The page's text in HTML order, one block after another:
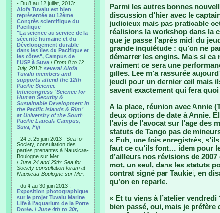
- Du 8 au 12 juillet, 2013:
Alofa Tuvalu est bien
représentée au 12ème
Congrès scientifique du
Pacifique
"La science au service de la
sécurité humaine et du
Développement durable
dans les îles du Pacifique et
les côtes", Campus de
l'USP à Suva / From 8 to 12
July, 2013: several Alofa
Tuvalu members and
supports attend the 12th
Pacific Science
Intercongress "Science for
Human Security &
Sustainable Development in
the Pacific Islands & Rim"
at University of the South
Pacific Laucala Campus,
Suva, Fiji
- 24 et 25 juin 2013 : Sea for
Society, consultation des
parties prenantes à Nausicaa-
Boulogne sur Mer
/ June 24 and 25th: Sea for
Society consultation forum at
Nausicaa-Boulogne sur Mer.
- du 4 au 30 juin 2013 :
Exposition photographique
sur le projet Tuvalu Marine
Life à l'aquarium de la Porte
Dorée. / June 4th to 30t,
Parmi les autres bonnes
discussion d’hier avec le
judicieux mais pas praticable
réalisions la workshop dans la
que je passe l’après midi du
grande inquiétude : qu’on ne
démarrer les engins. Mais si ca
vraiment ce sera une
gilles. Lee m’a rassurée
jeudi pour un dernier œil mais
savent exactement qui fera
A la place, réunion avec Annie
deux options de date à Annie.
l’avis de l’avocat sur l’age des
statuts de Tango pas de
« Euh, une fois enregistrés,
faut ce qu’ils font… idem pour
d’ailleurs nos révisions de
mot, un seul, dans les statuts
contrat signé par Taukiei, en
qu’on en reparle.
« Et tu viens à l’atelier vendredi
bien passé, oui, mais je préfère